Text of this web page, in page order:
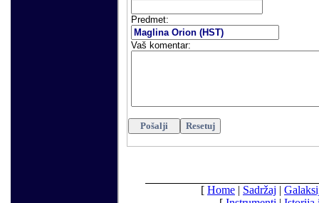
Predmet:
Vaš komentar:
[ Home | Sadržaj |